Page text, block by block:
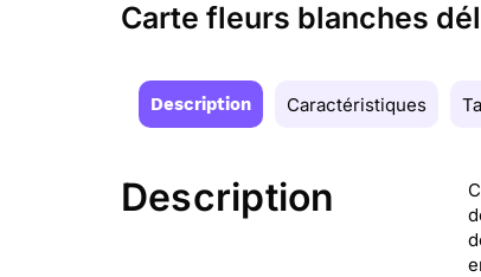
Carte fleurs blanches
Description Caractéristiques
Description